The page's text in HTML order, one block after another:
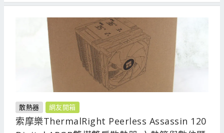
散熱器 網友開箱
索摩樂ThermalRight Peerless Assassin 120